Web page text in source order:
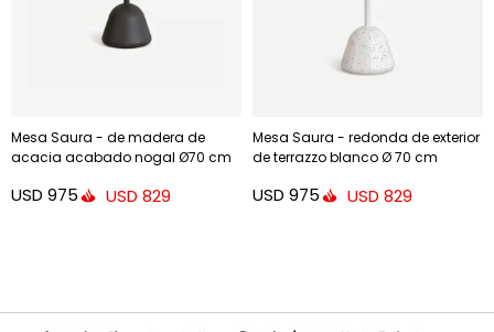
Mesa Saura - de madera de
acacia acabado nogal Ø70 cm
USD 975 USD 829
Mesa Saura - redonda de exterior
de terrazzo blanco Ø 70 cm
USD 975 USD 829